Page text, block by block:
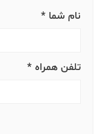
نام شما *
تلفن همراه *